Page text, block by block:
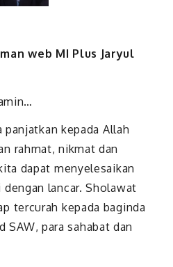
web MI Plus Jaryul
kepada Allah
rahmat, nikmat dan
dapat menyelesaikan
lancar. Sholawat
tercurah kepada baginda
SAW, para sahabat dan